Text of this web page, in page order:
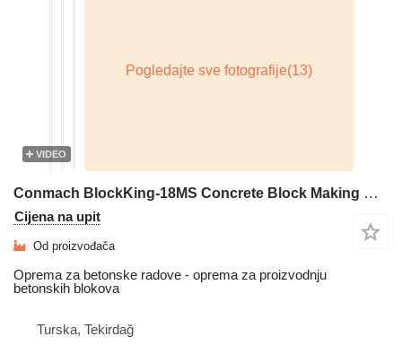
VIDEO
Conmach BlockKing-18MS Concrete Block Making Machine - 7.000 units/shift
Cijena na upit
Od proizvođača
Oprema za betonske radove - oprema za proizvodnju
betonskih blokova
Turska, Tekirdağ